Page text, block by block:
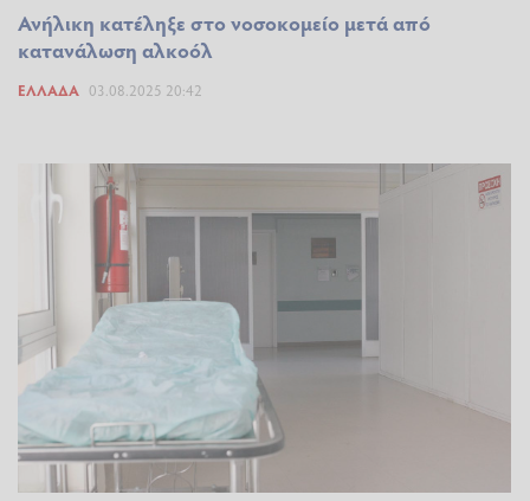
Ανήλικη κατέληξε στο νοσοκομείο μετά από
κατανάλωση αλκοόλ
ΕΛΛΆΔΑ 03.08.2025 20:42